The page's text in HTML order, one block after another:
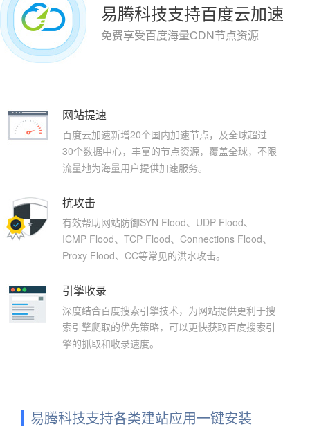
易腾科技支持百度云加速
免费享受百度海量CDN节点资源
网站提速
百度云加速新增20个国内加速节点，及全球超过
30个数据中心，丰富的节点资源，覆盖全球，不限
流量地为海量用户提供加速服务。
抗攻击
有效帮助网站防御SYN Flood、UDP Flood、
ICMP Flood、TCP Flood、Connections Flood、
Proxy Flood、CC等常见的洪水攻击。
引擎收录
深度结合百度搜索引擎技术，为网站提供更利于搜
索引擎爬取的优先策略，可以更快获取百度搜索引
擎的抓取和收录速度。
易腾科技支持各类建站应用一键安装